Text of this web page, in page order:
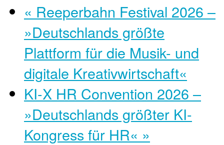
« Reeperbahn Festival 2026 –
»Deutschlands größte
Plattform für die Musik- und
digitale Kreativwirtschaft«
KI-X HR Convention 2026 –
»Deutschlands größter KI-
Kongress für HR« »